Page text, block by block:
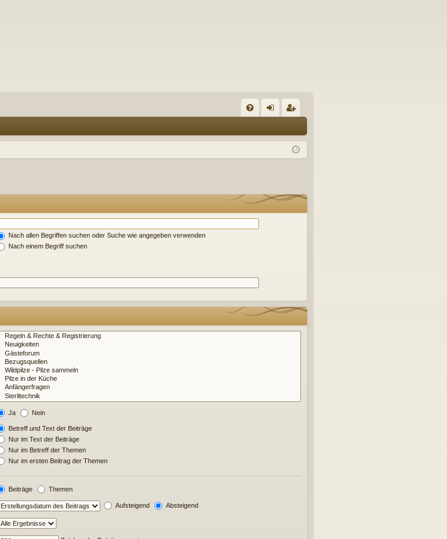
Q m
n
ist
n
Nach allen Begriffen suchen oder Suche wie angegeben verwenden
Nach einem Begriff suchen
Ja Nein
Betreff und Text der Beiträge
Nur im Text der Beiträge
Nur im Betreff der Themen
Nur im ersten Beitrag der Themen
Beiträge Themen
Aufsteigend Absteigend